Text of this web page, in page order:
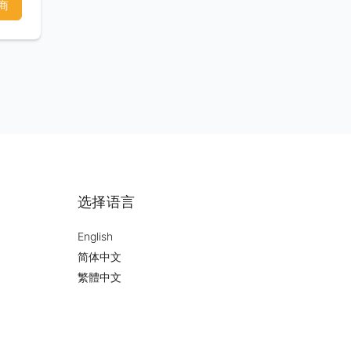
选择语言
English
简体中文
繁體中文